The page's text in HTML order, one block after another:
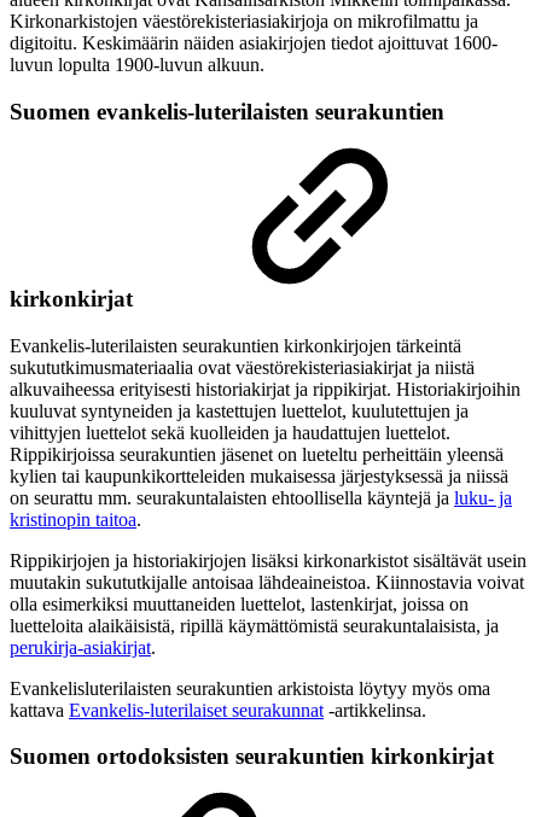
Kirkonarkistojen väestörekisteriasiakirjoja on mikrofilmattu ja
digitoitu. Keskimäärin näiden asiakirjojen tiedot ajoittuvat 1600-
luvun lopulta 1900-luvun alkuun.
Suomen evankelis-luterilaisten seurakuntien
kirkonkirjat
Evankelis-luterilaisten seurakuntien kirkonkirjojen tärkeintä
sukututkimusmateriaalia ovat väestörekisteriasiakirjat ja niistä
alkuvaiheessa erityisesti historiakirjat ja rippikirjat. Historiakirjoihin
kuuluvat syntyneiden ja kastettujen luettelot, kuulutettujen ja
vihittyjen luettelot sekä kuolleiden ja haudattujen luettelot.
Rippikirjoissa seurakuntien jäsenet on lueteltu perheittäin yleensä
kylien tai kaupunkikortteleiden mukaisessa järjestyksessä ja niissä
on seurattu mm. seurakuntalaisten ehtoollisella käyntejä ja luku- ja
kristinopin taitoa.
Rippikirjojen ja historiakirjojen lisäksi kirkonarkistot sisältävät usein
muutakin sukututkijalle antoisaa lähdeaineistoa. Kiinnostavia voivat
olla esimerkiksi muuttaneiden luettelot, lastenkirjat, joissa on
luetteloita alaikäisistä, ripillä käymättömistä seurakuntalaisista, ja
perukirja-asiakirjat.
Evankelisluterilaisten seurakuntien arkistoista löytyy myös oma
kattava Evankelis-luterilaiset seurakunnat -artikkelinsa.
Suomen ortodoksisten seurakuntien kirkonkirjat